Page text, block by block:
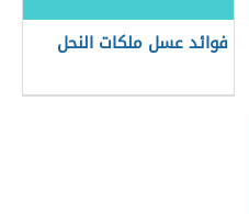
فوائد عسل ملكات النحل